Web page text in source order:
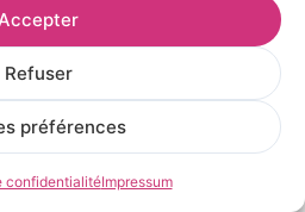
Accepter
Refuser
préférences
confidentialitéImpressum